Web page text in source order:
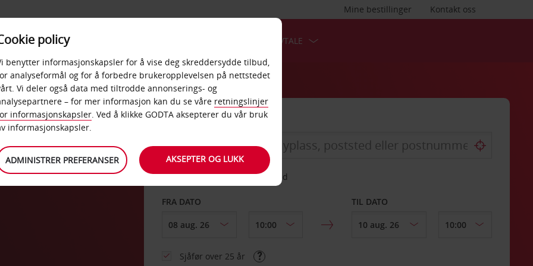
Kontakt oss
Mine bestillinger
PRODUKTER BEDRIFTSAVTALE
HENT FRA
Velg et annet leveringssted
FRA DATO TIL DATO
Sjåfør over 25 år
policy
benytter informasjonskapsler for å vise deg skreddersydde tilbud,
analyseformål og for å forbedre brukeropplevelsen på nettstedet
Vi deler også data med tiltrodde annonserings- og
– for mer informasjon kan du se våre retningslinjer
informasjonskapsler. Ved å klikke GODTA aksepterer du vår bruk
informasjonskapsler.
ADMINISTRER PREFERANSER AKSEPTER OG LUKK